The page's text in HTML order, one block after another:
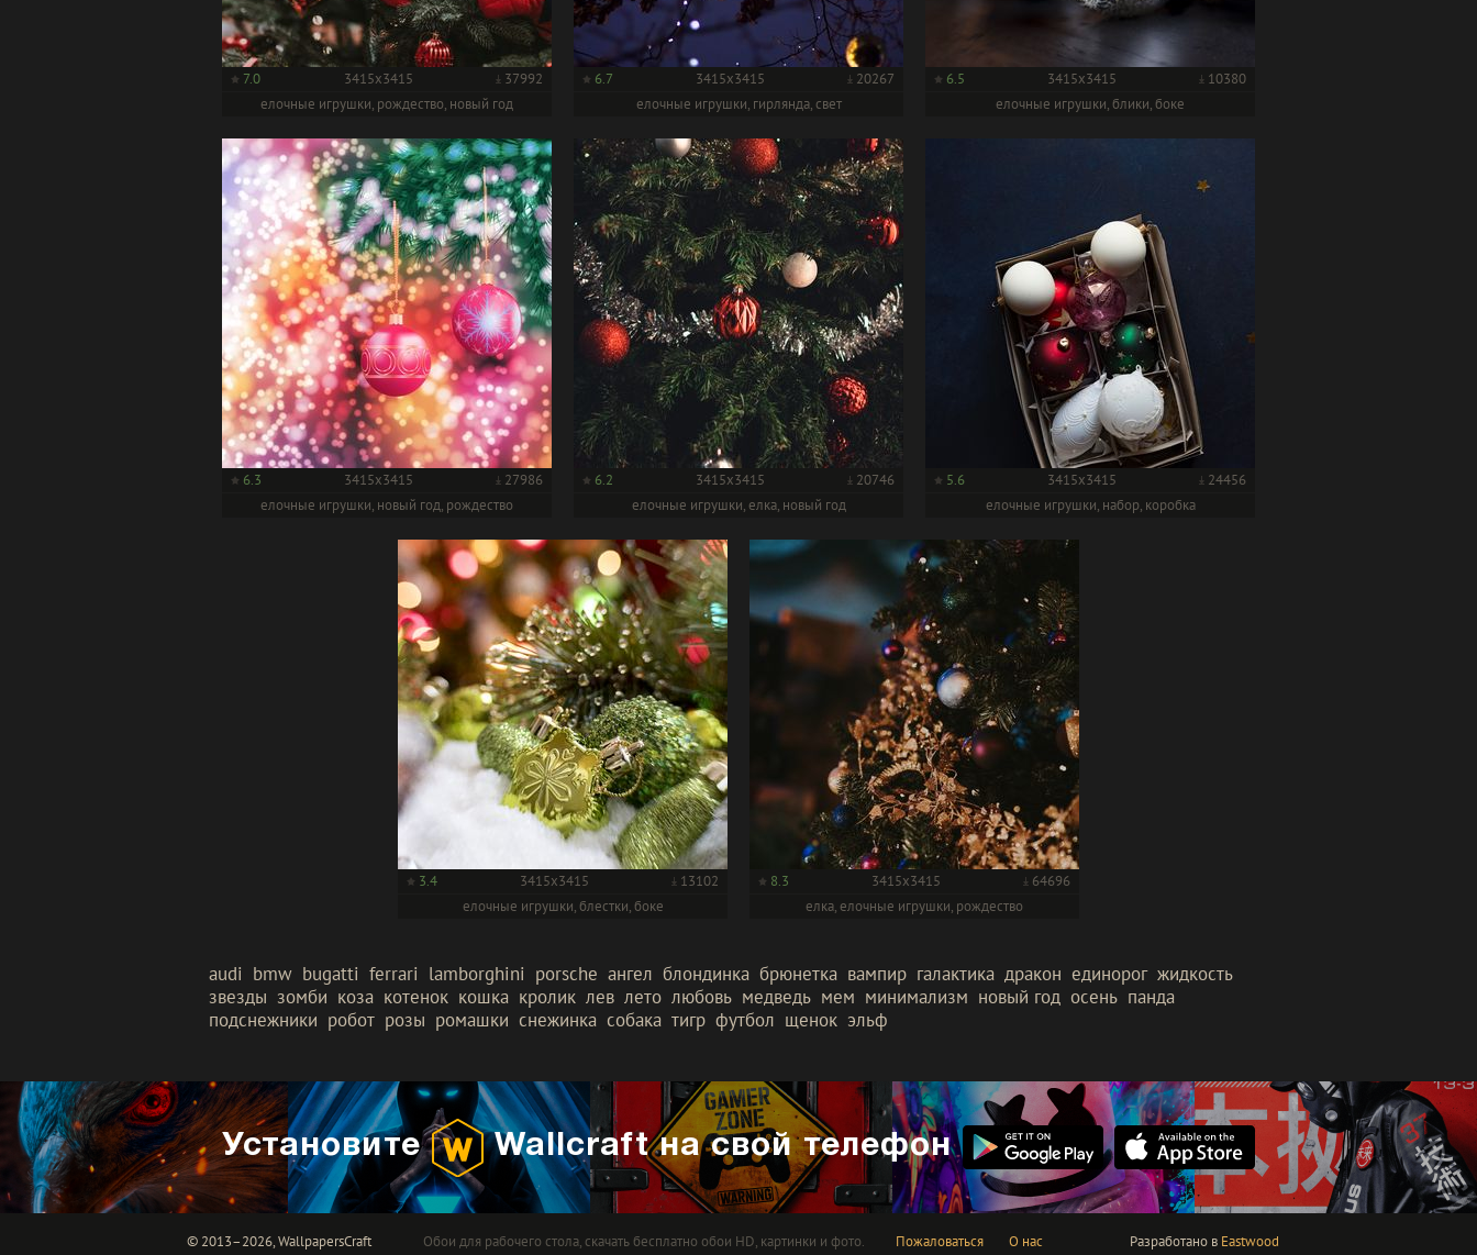
7.0 3415x3415
37992
елочные игрушки, рождество, новый год
6.7 3415x3415
20267
елочные игрушки, гирлянда, свет
6.5 3415x3415
10380
елочные игрушки, блики, боке
6.3 3415x3415
27986
елочные игрушки, новый год, рождество
6.2 3415x3415
20746
елочные игрушки, елка, новый год
5.6 3415x3415
24456
елочные игрушки, набор, коробка
3.4 3415x3415
13102
елочные игрушки, блестки, боке
8.3 3415x3415
64696
елка, елочные игрушки, рождество
audi bmw bugatti ferrari lamborghini porsche ангел блондинка брюнетка вампир галактика дракон единорог жидкость
звезды зомби коза котенок кошка кролик лев лето любовь медведь мем минимализм новый год осень панда
подснежники робот розы ромашки снежинка собака тигр футбол щенок эльф
Установите Wallcraft на свой телефон
© 2013–2026, WallpapersCraft Обои для рабочего стола, скачать бесплатно обои HD, картинки и фото. Пожаловаться О нас Разработано в Eastwood